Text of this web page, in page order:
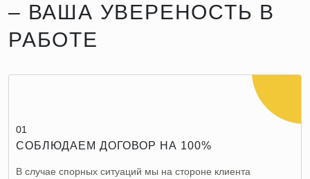
– ВАША УВЕРЕНОСТЬ В
РАБОТЕ
01
СОБЛЮДАЕМ ДОГОВОР НА 100%
В случае спорных ситуаций мы на стороне клиента